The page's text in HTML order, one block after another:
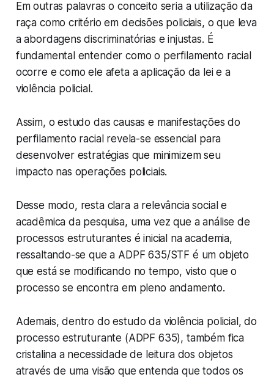
Em outras palavras o conceito seria a utilização da
raça como critério em decisões policiais, o que leva
a abordagens discriminatórias e injustas. É
fundamental entender como o perfilamento racial
ocorre e como ele afeta a aplicação da lei e a
violência policial.
Assim, o estudo das causas e manifestações do
perfilamento racial revela-se essencial para
desenvolver estratégias que minimizem seu
impacto nas operações policiais.
Desse modo, resta clara a relevância social e
acadêmica da pesquisa, uma vez que a análise de
processos estruturantes é inicial na academia,
ressaltando-se que a ADPF 635/STF é um objeto
que está se modificando no tempo, visto que o
processo se encontra em pleno andamento.
Ademais, dentro do estudo da violência policial, do
processo estruturante (ADPF 635), também fica
cristalina a necessidade de leitura dos objetos
através de uma visão que entenda que todos os